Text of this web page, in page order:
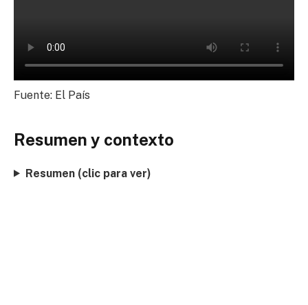
Fuente: El País
Resumen y contexto
Resumen (clic para ver)